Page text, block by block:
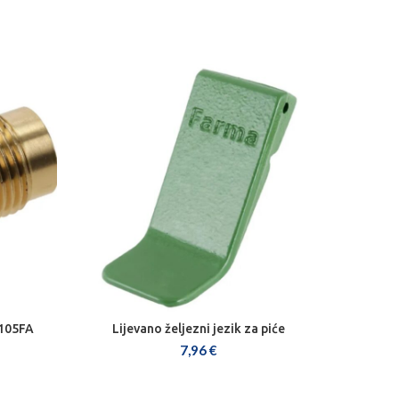
DODAJ U KOŠARICU
Lijevano željezni jezik za piće
7,96€